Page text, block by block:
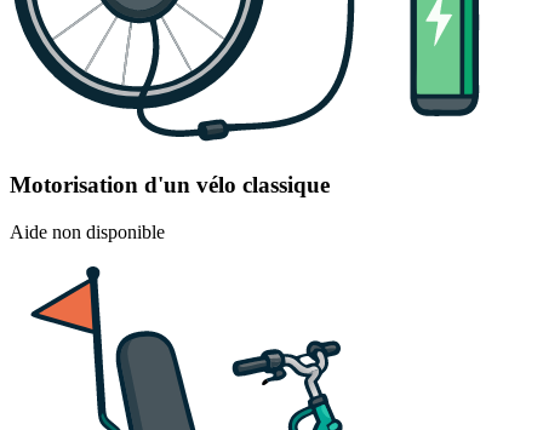
Motorisation d'un vélo classique
Aide non disponible